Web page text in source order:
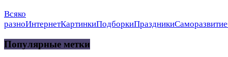
Всяко
разноИнтернетКартинкиПодборкиПраздникиСаморазвитие
Популярные метки